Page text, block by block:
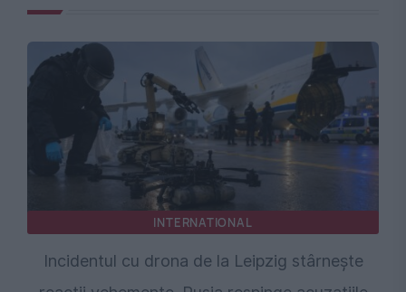
INTERNATIONAL
Incidentul cu drona de la Leipzig stârnește